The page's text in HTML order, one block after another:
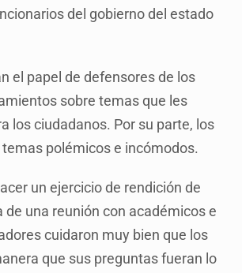
del gobierno del estado
el papel de defensores de los
sobre temas que les
los ciudadanos. Por su parte, los
polémicos e incómodos.
un ejercicio de rendición de
una reunión con académicos e
cuidaron muy bien que los
que sus preguntas fueran lo